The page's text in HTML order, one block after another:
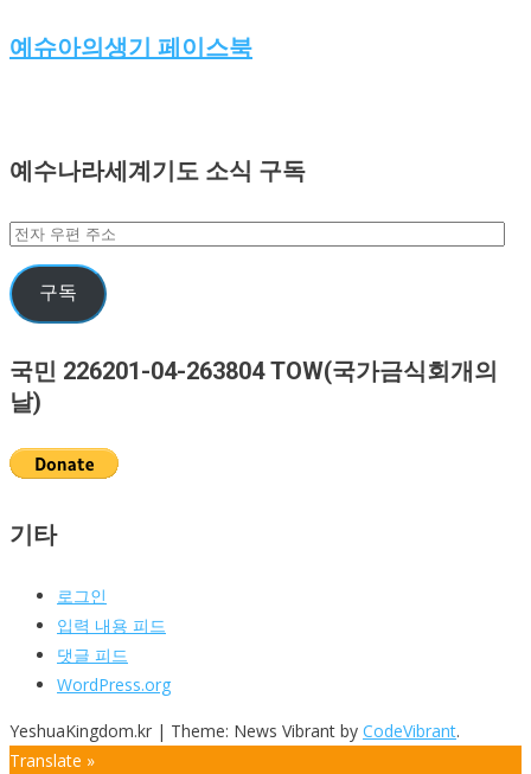
예슈아의생기 페이스북
예수나라세계기도 소식 구독
전
우
편
소
구독
국민 226201-04-263804 TOW(국가금식회개의
날)
기타
로그인
입력 내용 피드
댓글 피드
WordPress.org
YeshuaKingdom.kr | Theme: News Vibrant by CodeVibrant.
Translate »